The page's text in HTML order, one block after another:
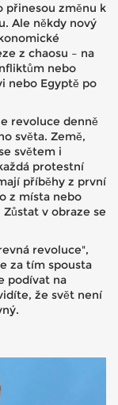
přinesou změnu k
Ale někdy nový
z chaosu – na
nebo
nebo Egyptě po
revoluce denně
světa. Země,
světem i
protestní
příběhy z první
z místa nebo
v obraze se
revoluce",
za tím spousta
podívat na
že svět není